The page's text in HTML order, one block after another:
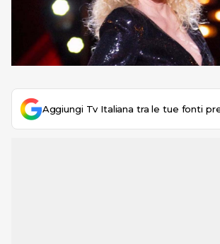
Aggiungi Tv Italiana tra le tue fonti